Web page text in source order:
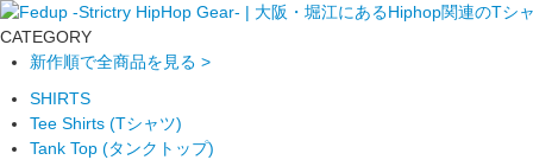
CATEGORY
新作順で全商品を見る >
SHIRTS
Tee Shirts (Tシャツ)
Tank Top (タンクトップ)